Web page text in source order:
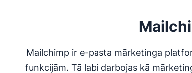
Mailchimp ir e-pasta mārketinga
funkcijām. Tā labi darbojas kā